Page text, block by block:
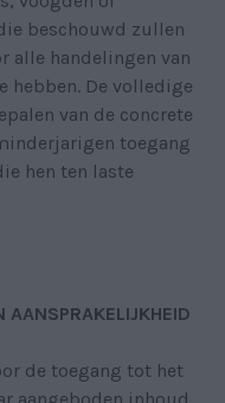
beschouwd zullen
alle handelingen van
hebben. De volledige
van de concrete
toegang
hen ten laste
AANSPRAKELIJKHEID
de toegang tot het